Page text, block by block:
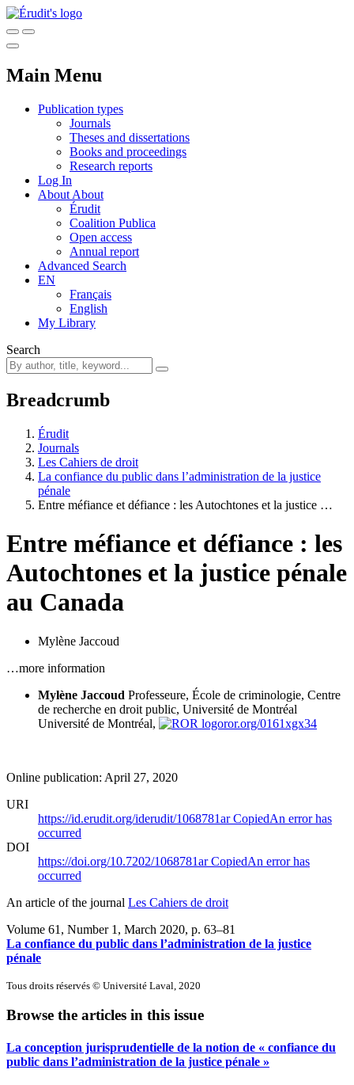
Main Menu
Publication types
Journals
Theses and dissertations
Books and proceedings
Research reports
Log In
About About
Érudit
Coalition Publica
Open access
Annual report
Advanced Search
EN
Français
English
My Library
Search
Breadcrumb
Érudit
Journals
Les Cahiers de droit
La confiance du public dans l’administration de la justice
pénale
Entre méfiance et défiance : les Autochtones et la justice …
Entre méfiance et défiance : les
Autochtones et la justice pénale
au Canada
Mylène Jaccoud
…more information
Mylène Jaccoud Professeure, École de criminologie, Centre
de recherche en droit public, Université de Montréal
Université de Montréal,
ror.org/0161xgx34
Online publication: April 27, 2020
URI
https://id.erudit.org/iderudit/1068781arCopiedAn error has
occurred
DOI
https://doi.org/10.7202/1068781arCopiedAn error has
occurred
An article of the journal Les Cahiers de droit
Volume 61, Number 1, March 2020, p. 63–81
La confiance du public dans l’administration de la justice
pénale
Tous droits réservés © Université Laval, 2020
Browse the articles in this issue
La conception jurisprudentielle de la notion de « confiance du
public dans l’administration de la justice pénale »